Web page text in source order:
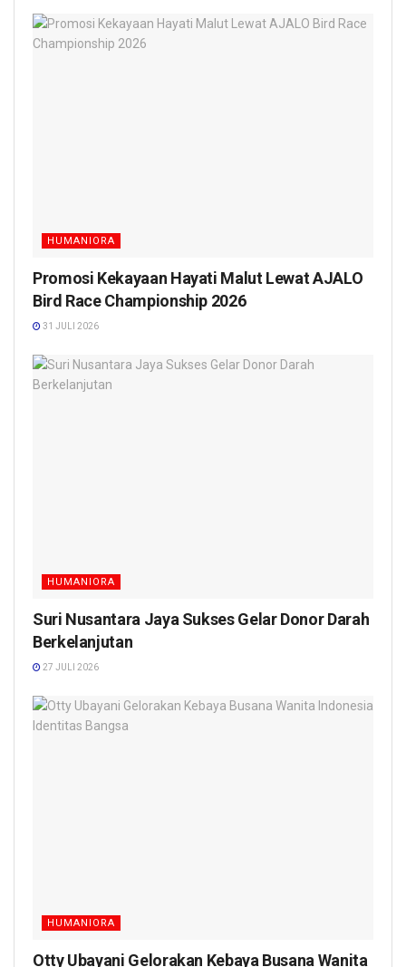
HUMANIORA
Promosi Kekayaan Hayati Malut Lewat AJALO
Bird Race Championship 2026
31 JULI 2026
HUMANIORA
Suri Nusantara Jaya Sukses Gelar Donor Darah
Berkelanjutan
27 JULI 2026
HUMANIORA
Otty Ubayani Gelorakan Kebaya Busana Wanita